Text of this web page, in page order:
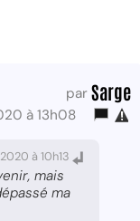
par Sarge
à 13h08
à 10h13
mais
ma